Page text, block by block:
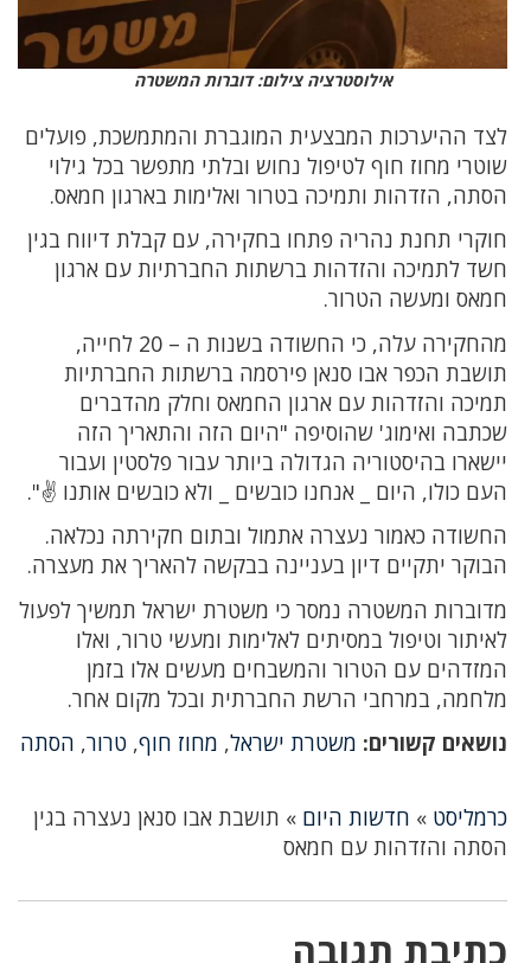
אילוסטרציה צילום: דוברות המשטרה
לצד ההיערכות המבצעית המוגברת והמתמשכת, פועלים
שוטרי מחוז חוף לטיפול נחוש ובלתי מתפשר בכל גילוי
הסתה, הזדהות ותמיכה בטרור ואלימות בארגון חמאס.
חוקרי תחנת נהריה פתחו בחקירה, עם קבלת דיווח בגין
חשד לתמיכה והזדהות ברשתות החברתיות עם ארגון
חמאס ומעשה הטרור.
מהחקירה עלה, כי החשודה בשנות ה – 20 לחייה,
תושבת הכפר אבו סנאן פירסמה ברשתות החברתיות
תמיכה והזדהות עם ארגון החמאס וחלק מהדברים
שכתבה ואימוג' שהוסיפה "היום הזה והתאריך הזה
יישארו בהיסטוריה הגדולה ביותר עבור פלסטין ועבור
העם כולו, היום _ אנחנו כובשים _ ולא כובשים אותנו ✌️".
החשודה כאמור נעצרה אתמול ובתום חקירתה נכלאה.
הבוקר יתקיים דיון בעניינה בבקשה להאריך את מעצרה.
מדוברות המשטרה נמסר כי משטרת ישראל תמשיך לפעול
לאיתור וטיפול במסיתים לאלימות ומעשי טרור, ואלו
המזדהים עם הטרור והמשבחים מעשים אלו בזמן
מלחמה, במרחבי הרשת החברתית ובכל מקום אחר.
נושאים קשורים: משטרת ישראל, מחוז חוף, טרור, הסתה
כרמליסט » חדשות היום » תושבת אבו סנאן נעצרה בגין
הסתה והזדהות עם חמאס
כתיבת תגובה